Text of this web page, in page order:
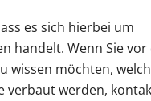
es sich hierbei um
handelt. Wenn Sie vor
wissen möchten,
verbaut werden,